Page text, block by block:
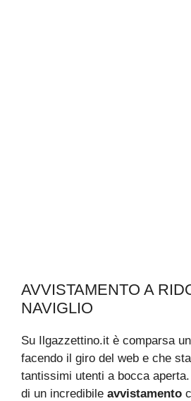
AVVISTAMENTO A
NAVIGLIO
Su Ilgazzettino.it è comparsa
facendo il giro del web e che
tantissimi utenti a bocca aperta.
di un incredibile avvistamento